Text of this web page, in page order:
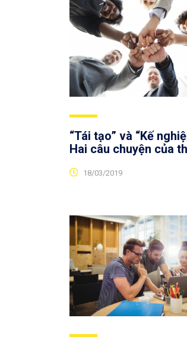
“Tái tạo” và “Kế
Hai câu chuyện của
18/03/2019